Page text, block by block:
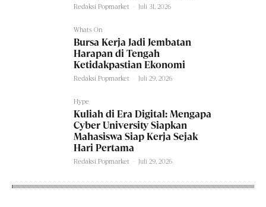
Redaksi Popmarket Juli 31, 2026
Whats On
Bursa Kerja Jadi Jembatan
Harapan di Tengah
Ketidakpastian Ekonomi
Redaksi Popmarket Juli 29, 2026
Hype
Kuliah di Era Digital: Mengapa
Cyber University Siapkan
Mahasiswa Siap Kerja Sejak
Hari Pertama
Redaksi Popmarket Juli 29, 2026